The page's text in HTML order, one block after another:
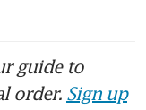
guide to
order. Sign up